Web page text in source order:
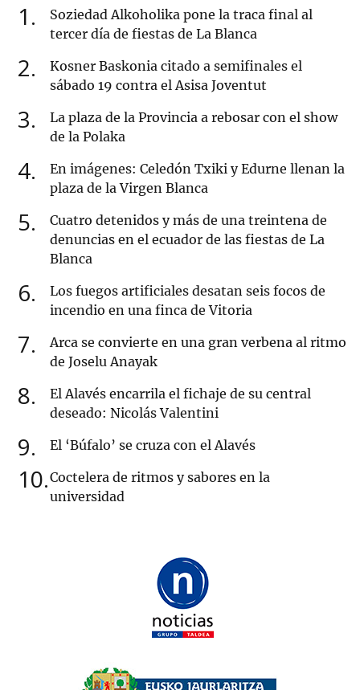
1
Soziedad Alkoholika pone la traca final al
tercer día de fiestas de La Blanca
2
Kosner Baskonia citado a semifinales el
sábado 19 contra el Asisa Joventut
3
La plaza de la Provincia a rebosar con el show
de la Polaka
4
En imágenes: Celedón Txiki y Edurne llenan la
plaza de la Virgen Blanca
5
Cuatro detenidos y más de una treintena de
denuncias en el ecuador de las fiestas de La
Blanca
6
Los fuegos artificiales desatan seis focos de
incendio en una finca de Vitoria
7
Arca se convierte en una gran verbena al ritmo
de Joselu Anayak
8
El Alavés encarrila el fichaje de su central
deseado: Nicolás Valentini
9 El ‘Búfalo’ se cruza con el Alavés
10 Coctelera de ritmos y sabores en la
universidad